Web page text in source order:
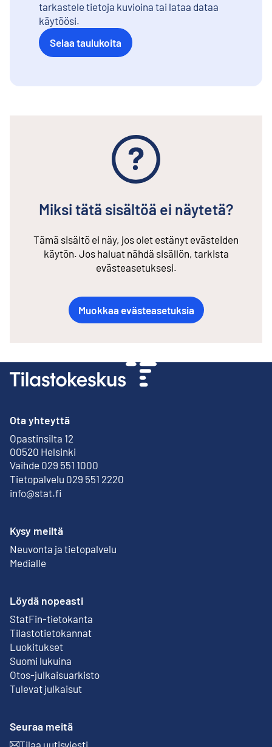
tarkastele tietoja kuvioina tai lataa dataa
käytöösi.
Selaa taulukoita
Miksi tätä sisältöä ei näytetä?
Tämä sisältö ei näy, jos olet estänyt evästeiden
käytön. Jos haluat nähdä sisällön, tarkista
evästeasetuksesi.
Muokkaa evästeasetuksia
Ota yhteyttä
Opastinsilta 12
00520 Helsinki
Ulkoinen linkki
Vaihde 029 551 1000
Tietopalvelu 029 551 2220
info@stat.fi
Kysy meiltä
Neuvonta ja tietopalvelu
Medialle
Löydä nopeasti
StatFin-tietokanta
Ulkoinen linkki
Tilastotietokannat
Luokitukset
Suomi lukuina
Otos-julkaisuarkisto
Ulkoinen linkki
Tulevat julkaisut
Seuraa meitä
Tilaa uutisviesti